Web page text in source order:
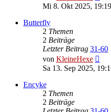
Mi 8. Okt 2025, 19:19
Butterfly
2 Themen
2 Beiträge
Letzter Beitrag 31-60
von KleineHexe
Sa 13. Sep 2025,
Encyke
2 Themen
2 Beiträge